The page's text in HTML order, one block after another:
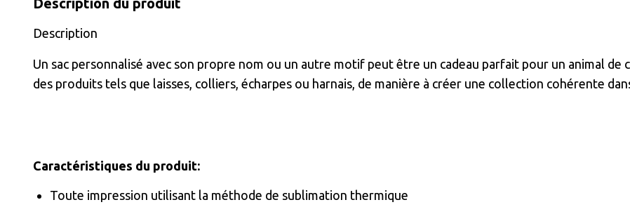
Description du produit
Description
Un sac personnalisé avec son propre nom ou un autre motif peut être un cadeau parfait pour un animal
des produits tels que laisses, colliers, écharpes ou harnais, de manière à créer une collection cohérente
Caractéristiques du produit:
Toute impression utilisant la méthode de sublimation thermique